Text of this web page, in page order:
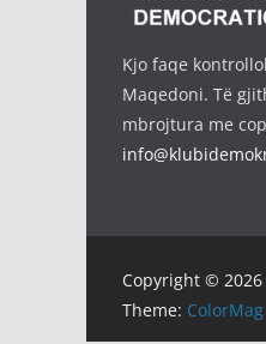
Kjo faqe
Maqedoni. Të
mbrojtura me
Copyright © 2026
Theme: ColorMag